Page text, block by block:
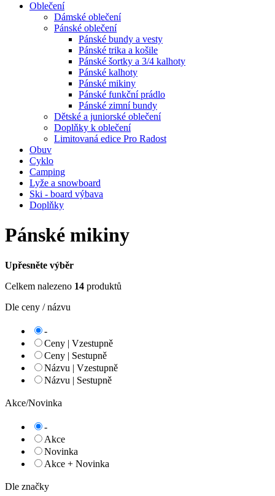
Oblečení
Dámské oblečení
Pánské oblečení
Pánské bundy a vesty
Pánské trika a košile
Pánské šortky a 3/4 kalhoty
Pánské kalhoty
Pánské mikiny
Pánské funkční prádlo
Pánské zimní bundy
Dětské a juniorské oblečení
Doplňky k oblečení
Limitovaná edice Pro Radost
Obuv
Cyklo
Camping
Lyže a snowboard
Ski - board výbava
Doplňky
Pánské mikiny
Upřesněte výběr
Celkem nalezeno 14 produktů
Dle ceny / názvu
-
Ceny | Vzestupně
Ceny | Sestupně
Názvu | Vzestupně
Názvu | Sestupně
Akce/Novinka
-
Akce
Novinka
Akce + Novinka
Dle značky